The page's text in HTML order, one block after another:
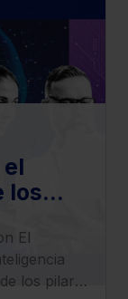
los
El
los pilares